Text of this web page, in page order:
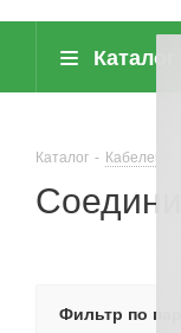
Каталог
Каталог -
Фильтр по